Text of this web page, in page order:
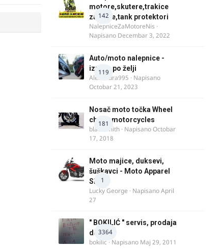
142
motore,skutere,trakice
za felne,tank protektori
NalepniceZaMotoreNis ·
Napisano Decembar 3, 2022
119
Auto/moto nalepnice -
izrada po želji
Alexandra995 · Napisano
Octobar 21, 2023
181
Nosač moto točka Wheel
chock motorcycles
blacksmith · NapisanoOctobar
17, 2018
1
Moto majice, duksevi,
šuškavci - Moto Apparel
SRB
Lucky George · NapisanoApril
27
3364
" BOKILIĆ " servis, prodaja
delova
bokilic · Napisano Maj 29, 2011